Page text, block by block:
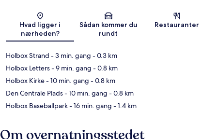
Kort
Hvad ligger i
nærheden?
Sådan kommer du
rundt
Restauranter
Holbox Strand - 3 min. gang - 0.3 km
Holbox Letters- 9 min. gang - 0.8 km
Holbox Kirke- 10 min. gang - 0.8 km
Den Centrale Plads- 10 min. gang - 0.8 km
Holbox Baseballpark- 16 min. gang - 1.4 km
Om overnatningsstedet